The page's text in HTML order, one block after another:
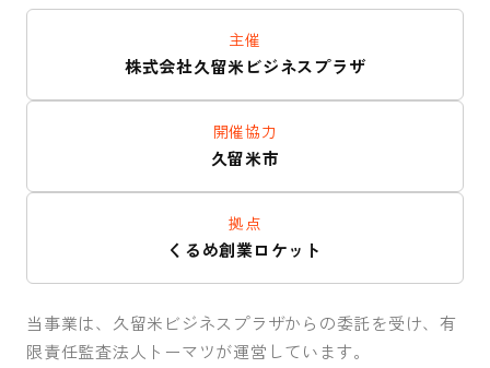
主催
株式会社久留米ビジネスプラザ
開催協力
久留米市
拠点
くるめ創業ロケット
当事業は、久留米ビジネスプラザからの委託を受け、有
限責任監査法人トーマツが運営しています。